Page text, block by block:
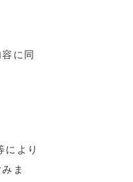
に同
により
ま